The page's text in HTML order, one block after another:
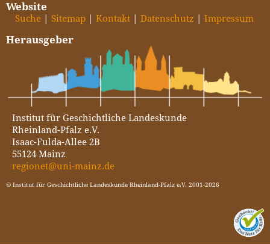
Website
Suche Sitemap Kontakt Datenschutz Impressum
Herausgeber
Institut für Geschichtliche Landeskunde
Rheinland-Pfalz e.V.
Isaac-Fulda-Allee 2B
55124 Mainz
regionet@uni-mainz.de
© Institut für Geschichtliche Landeskunde Rheinland-Pfalz e.V. 2001-2026